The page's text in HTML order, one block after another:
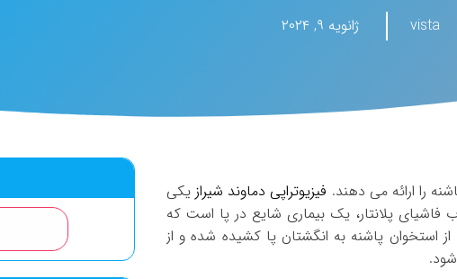
vista ژانویه ۹, ۲۰۲۴
را ارائه می دهند. فیزیوتراپی دماوند شیرازیکی
فاشیای پلانتار، یک بیماری شایع در پا است که
استخوان پاشنه به انگشتان پا کشیده شده و از